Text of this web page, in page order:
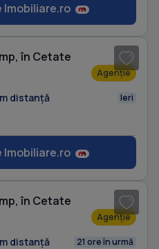
Imobiliare.ro
în Cetate
Agenție
distanță Ieri
Imobiliare.ro
în Cetate
Agenție
distanță 21 ore în urmă